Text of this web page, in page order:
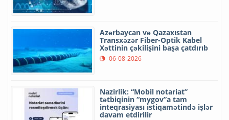
Azərbaycan və Qazaxıstan
Transxəzər Fiber-Optik Kabel
Xəttinin çəkilişini başa çatdırıb
06-08-2026
Nazirlik: “Mobil notariat”
tətbiqinin “mygov”a tam
inteqrasiyası istiqamətində işlər
davam etdirilir